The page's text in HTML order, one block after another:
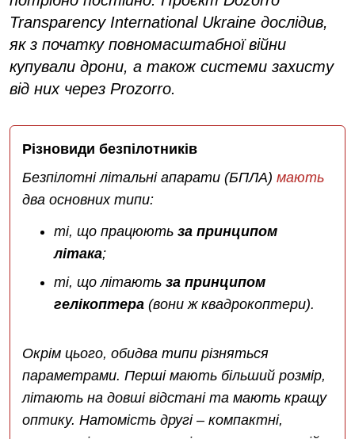
Transparency International Ukraine дослідив,
як з початку повномасштабної війни
купували дрони, а також системи захисту
від них через Prozorro.
Різновиди безпілотників
Безпілотні літальні апарати (БПЛА) мають
два основних типи:
ті, що працюють за принципом
літака;
ті, що літають за принципом
гелікоптера (вони ж квадрокоптери).
Окрім цього, обидва типи різняться
параметрами. Перші мають більший розмір,
літають на довші відстані та мають кращу
оптику. Натомість другі – компактні,